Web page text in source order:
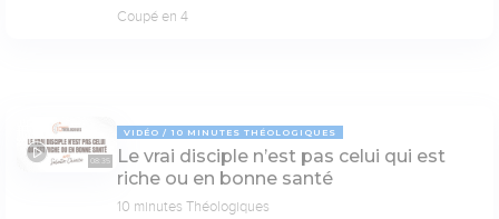
Coupé en 4
08:35
VIDÉO 10 MINUTES THÉOLOGIQUES
Le vrai disciple n’est pas celui qui est
riche ou en bonne santé
10 minutes Théologiques